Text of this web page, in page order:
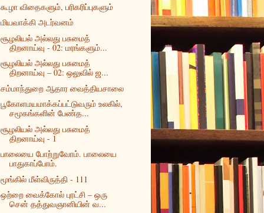
கூழா விதைகளும், பரிகரிப்புகளும்
மியவாக்கி அடர்வனம்
சூழலியல் அல்லது பசுமைத்
திறனாய்வு - 02: மரங்களும்...
சூழலியல் அல்லது பசுமைத்
திறனாய்வு – 02: ஒலுவில் ஜ...
சம்மாந்துறை ஆதார வைத்தியசாலை
பூகோளமயமாக்கப்பட்டுவரும் உலகில்,
சமூகங்களின் பேண்த...
சூழலியல் அல்லது பசுமைத்
திறனாய்வு - 1
பாலையை போற்றுவோம். பாலையை
பாதுகாப்போம்.
மூங்கில் மீள்விருத்தி - 111
ஒற்றை வைக்கோல் புரட்சி – ஒரு
சென் தத்துவஞானியின் வ...